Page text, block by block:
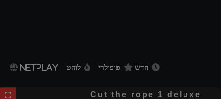
חדש פופולרי לוהט NETPLAY
Cut the rope 1 deluxe